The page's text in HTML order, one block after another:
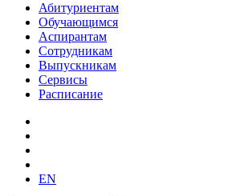
Абитуриентам
Обучающимся
Аспирантам
Сотрудникам
Выпускникам
Сервисы
Расписание
EN